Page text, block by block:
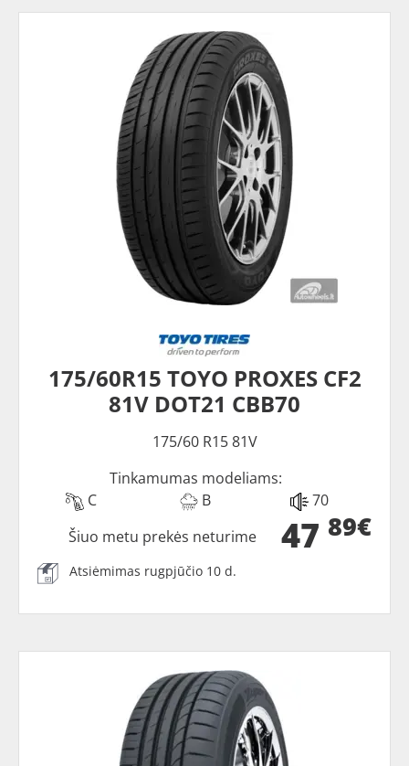
175/60R15 TOYO PROXES CF2
81V DOT21 CBB70
175/60 R15 81V
Tinkamumas modeliams:
C
B 70
47 89€
Šiuo metu prekės neturime
Atsiėmimas rugpjūčio 10 d.